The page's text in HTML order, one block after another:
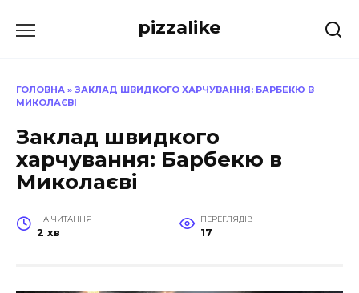
до
pizzalike
ГОЛОВНА » ЗАКЛАД ШВИДКОГО ХАРЧУВАННЯ: БАРБЕКЮ В
МИКОЛАЄВІ
Заклад швидкого
харчування: Барбекю в
Миколаєві
НА ЧИТАННЯ
2 хв
ПЕРЕГЛЯДІВ
17